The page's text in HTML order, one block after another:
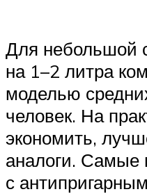
Для небольшой
на 1–2 литра
моделью
человек. На
экономить,
аналоги. Самые
с